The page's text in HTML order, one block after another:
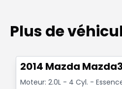
Plus de
2014 Mazda
Moteur: 2.0L - 4 Cyl. -